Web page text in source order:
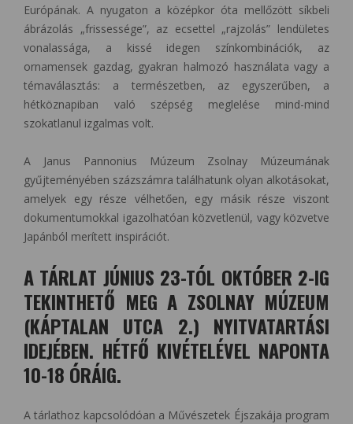
Európának. A nyugaton a középkor óta mellőzött síkbeli
ábrázolás „frissessége”, az ecsettel „rajzolás” lendületes
vonalassága, a kissé idegen színkombinációk, az
ornamensek gazdag, gyakran halmozó használata vagy a
témaválasztás: a természetben, az egyszerűben, a
hétköznapiban való szépség meglelése mind-mind
szokatlanul izgalmas volt.
A Janus Pannonius Múzeum Zsolnay Múzeumának
gyűjteményében százszámra találhatunk olyan alkotásokat,
amelyek egy része vélhetően, egy másik része viszont
dokumentumokkal igazolhatóan közvetlenül, vagy közvetve
Japánból merített inspirációt.
A TÁRLAT JÚNIUS 23-TÓL OKTÓBER 2-IG
TEKINTHETŐ MEG A ZSOLNAY MÚZEUM
(KÁPTALAN UTCA 2.) NYITVATARTÁSI
IDEJÉBEN. HÉTFŐ KIVÉTELÉVEL NAPONTA
10-18 ÓRÁIG.
A tárlathoz kapcsolódóan a Művészetek Éjszakája program